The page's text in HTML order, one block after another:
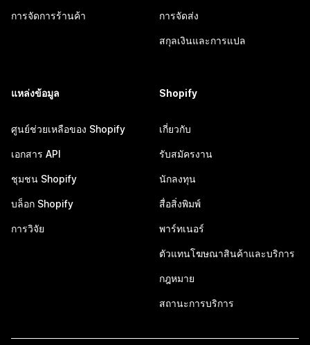
การจัดการร้านค้า การจัดส่ง
สกุลเงินและการแปล
แหล่งข้อมูล
ศูนย์ช่วยเหลือของ Shopify
เอกสาร API
ชุมชน Shopify
บล็อก Shopify
การวิจัย
Shopify
เกี่ยวกับ
รับสมัครงาน
นักลงทุน
สื่อสิ่งพิมพ์
พาร์ทเนอร์
ตัวแทนโฆษณาสินค้าและบริการ
กฎหมาย
สถานะการบริการ